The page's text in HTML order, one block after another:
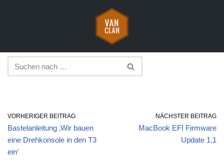
springen
VORHERIGER BEITRAG
Bastelanleitung ‚Wir bauen
eine Drehkonsole in den T3
ein‘
NÄCHSTER BEITRAG
MacBook EFI Firmware
Update 1.1